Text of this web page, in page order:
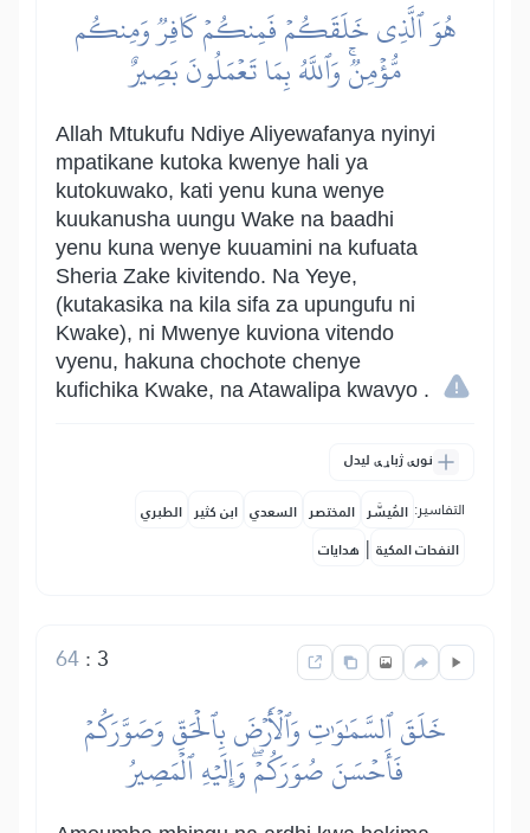
هُوَ ٱلَّذِي خَلَقَكُمۡ فَمِنكُمۡ كَافِرٞ وَمِنكُم
مُّؤۡمِنٞۚ وَٱللَّهُ بِمَا تَعۡمَلُونَ بَصِيرٌ
Allah Mtukufu Ndiye Aliyewafanya nyinyi
mpatikane kutoka kwenye hali ya
kutokuwako, kati yenu kuna wenye
kuukanusha uungu Wake na baadhi
yenu kuna wenye kuuamini na kufuata
Sheria Zake kivitendo. Na Yeye,
(kutakasika na kila sifa za upungufu ni
Kwake), ni Mwenye kuviona vitendo
vyenu, hakuna chochote chenye
kufichika Kwake, na Atawalipa kwavyo .
نورې ژباړې لیدل
التفاسير: المُيسَّر المختصر السعدي ابن كثير الطبري
النفحات المكية | هدايات
3
:
64
خَلَقَ ٱلسَّمَٰوَٰتِ وَٱلۡأَرۡضَ بِٱلۡحَقِّ وَصَوَّرَكُمۡ
فَأَحۡسَنَ صُوَرَكُمۡۖ وَإِلَيۡهِ ٱلۡمَصِيرُ